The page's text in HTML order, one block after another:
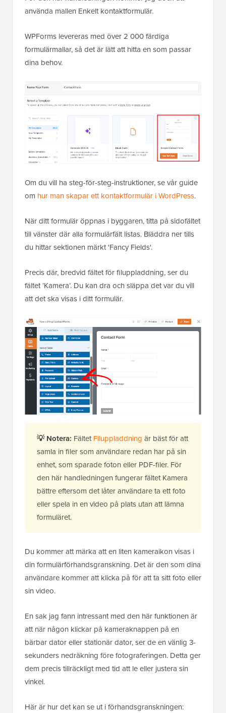
använda mallen Enkelt kontaktformulär.
WPForms levereras med över 2 000 färdiga
formulärmallar, så det är lätt att hitta en som passar
dina behov.
Om du vill ha steg-för-steg-instruktioner, se vår guide
om hur man skapar ett kontaktformulär i WordPress.
När ditt formulär öppnas i byggaren, titta på sidofältet
till vänster där alla formulärfält listas. Bläddra ner tills
du hittar sektionen märkt 'Fancy Fields'.
Precis där, bredvid fältet för filuppladdning, ser du
fältet ‘Kamera’. Du kan dra och släppa det var du vill
att det ska visas i ditt formulär.
💡 Notera: FältetFiluppladdning är bäst för att
samla in filer som användare redan har på sin
enhet, som sparade foton eller PDF-filer. För
den här handledningen fungerar fältet Kamera
bättre eftersom det låter användare ta ett foto
eller spela in en video på plats utan att lämna
formuläret.
Du kommer att märka att en liten kameraikon visas i
din formulärförhandsgranskning. Det är den som dina
användare kommer att klicka på för att ta sitt foto eller
sin video.
En sak jag fann intressant med den här funktionen är
att när någon klickar på kameraknappen på en
bärbar dator eller stationär dator, ser de en vänlig 3-
sekunders nedräkning före fotograferingen. Detta ger
dem precis tillräckligt med tid att le eller justera sin
vinkel.
Här är hur det kan se ut i förhandsgranskningen: